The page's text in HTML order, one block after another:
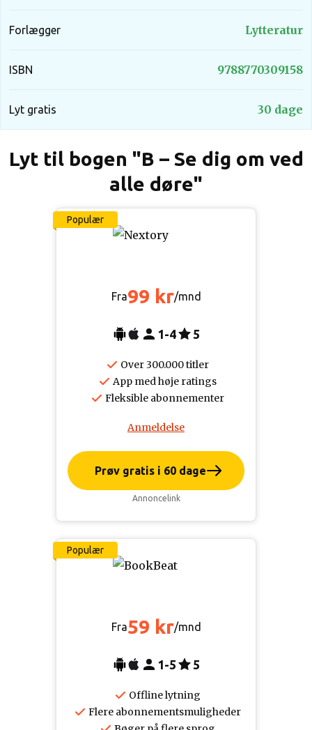
Forlægger Lytteratur
ISBN 9788770309158
Lyt gratis 30 dage
Lyt til bogen "B – Se dig om ved
alle døre"
Populær
Fra99 kr/mnd
1-4 5
Over 300.000 titler
App med høje ratings
Fleksible abonnementer
Anmeldelse
Prøv gratis i 60 dage
Annoncelink
Populær
Fra59 kr/mnd
1-5 5
Offline lytning
Flere abonnementsmuligheder